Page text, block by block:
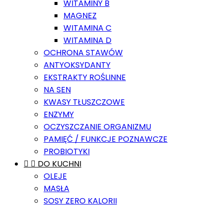
WITAMINY B
MAGNEZ
WITAMINA C
WITAMINA D
OCHRONA STAWÓW
ANTYOKSYDANTY
EKSTRAKTY ROŚLINNE
NA SEN
KWASY TŁUSZCZOWE
ENZYMY
OCZYSZCZANIE ORGANIZMU
PAMIĘĆ / FUNKCJE POZNAWCZE
PROBIOTYKI
  DO KUCHNI
OLEJE
MASŁA
SOSY ZERO KALORII